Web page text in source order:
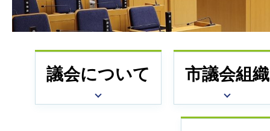
議
会
議会について 市議会組織